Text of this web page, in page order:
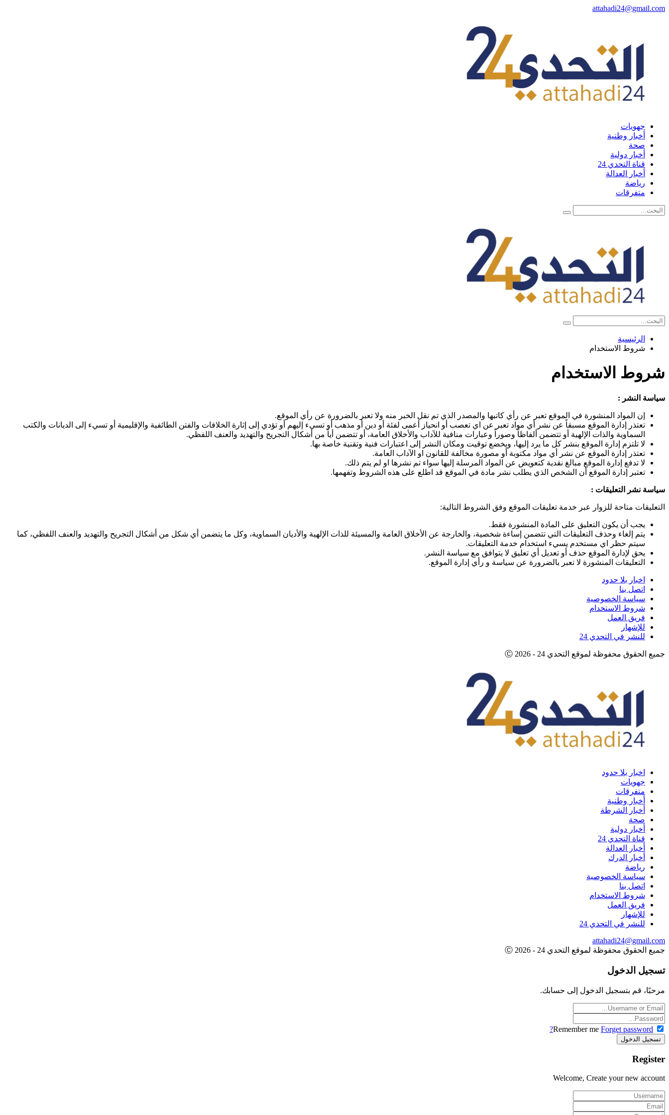
attahadi24@gmail.com
جهويات
أخبار وطنية
صحة
أخبار دولية
قناة التحدي 24
أخبار العدالة
رياضة
متفرقات
الرئيسية
شروط الاستخدام
شروط الاستخدام
سياسة النشر :
إن المواد المنشورة في الموقع تعبر عن رأي كاتبها والمصدر الذي تم نقل الخبر منه ولا تعبر بالضرورة عن رأي الموقع.
تعتذر إدارة الموقع مسبقاً عن نشر أي مواد تعبر عن اي تعصب أو انحياز أعمى لفئة أو دين أو مذهب أو تسيء إليهم أو تؤدي إلى إثارة الخلافات والفتن الطائفية والإقليمية أو تسيء إلى الديانات والكتب
السماوية والذات الإلهية أو تتضمن ألفاظاً وصوراً وعبارات منافية للآداب والأخلاق العامة، أو تتضمن أياً من أشكال التجريح والتهديد والعنف اللفظي.
لا تلتزم إدارة الموقع بنشر كل ما يرد إليها، ويخضع توقيت ومكان النشر إلى اعتبارات فنية وتقنية خاصة بها.
تعتذر إدارة الموقع عن نشر أي مواد مكتوبة أو مصورة مخالفة للقانون او الآداب العامة.
لا تدفع إدارة الموقع مبالغ نقدية كتعويض عن المواد المرسلة إليها سواء تم نشرها او لم يتم ذلك.
تعتبر إدارة الموقع أن الشخص الذي يطلب نشر مادة في الموقع قد اطلع على هذه الشروط وتفهمها.
سياسة نشر التعليقات :
التعليقات متاحة للزوار عبر خدمة تعليقات الموقع وفق الشروط التالية:
يجب أن يكون التعليق على المادة المنشورة فقط.
يتم إلغاء وحذف التعليقات التي تتضمن إساءة شخصية، والخارجة عن الأخلاق العامة والمسيئة للذات الإلهية والأديان السماوية، وكل ما يتضمن أي شكل من أشكال التجريح والتهديد والعنف اللفظي، كما
سيتم حظر اي مستخدم يسيء استخدام خدمة التعليقات.
يحق لإدارة الموقع حذف أو تعديل أي تعليق لا يتوافق مع سياسة النشر.
التعليقات المنشورة لا تعبر بالضرورة عن سياسة و رأي إدارة الموقع.
اخبار بلا حدود
اتصل بنا
سياسة الخصوصية
شروط الاستخدام
فريق العمل
للإشهار
للنشر في التحدي 24
جميع الحقوق محفوظة لموقع التحدي 24 - 2026 Ⓒ
اخبار بلا حدود
جهويات
متفرقات
أخبار وطنية
أخبار الشرطة
صحة
أخبار دولية
قناة التحدي 24
أخبار العدالة
أخبار الدرك
رياضة
سياسة الخصوصية
اتصل بنا
شروط الاستخدام
فريق العمل
للإشهار
للنشر في التحدي 24
attahadi24@gmail.com
جميع الحقوق محفوظة لموقع التحدي 24 - 2026 Ⓒ
تسجيل الدخول
مرحبًا، قم بتسجيل الدخول إلى حسابك.
Remember me Forget password?
Register
Welcome, Create your new account